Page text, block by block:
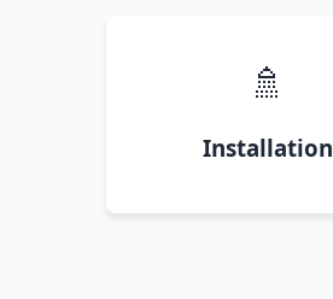
🚿
Installation